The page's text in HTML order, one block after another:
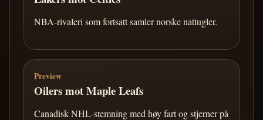
NBA-rivaleri som fortsatt samler norske nattugler.
Preview
Oilers mot Maple Leafs
Canadisk NHL-stemning med høy fart og stjerner på